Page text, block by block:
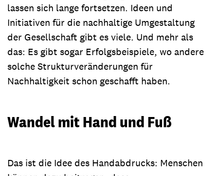
lassen sich lange fortsetzen. Ideen und
Initiativen für die nachhaltige Umgestaltung
der Gesellschaft gibt es viele. Und mehr als
das: Es gibt sogar Erfolgsbeispiele, wo andere
solche Strukturveränderungen für
Nachhaltigkeit schon geschafft haben.
Wandel mit Hand und Fuß
Das ist die Idee des Handabdrucks: Menschen